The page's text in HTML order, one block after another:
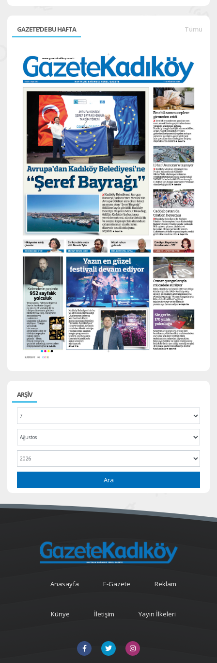
GAZETE'DE BU HAFTA Tümü
ARŞİV
Ara
Anasayfa E-Gazete Reklam
Künye İletişim Yayın İlkeleri